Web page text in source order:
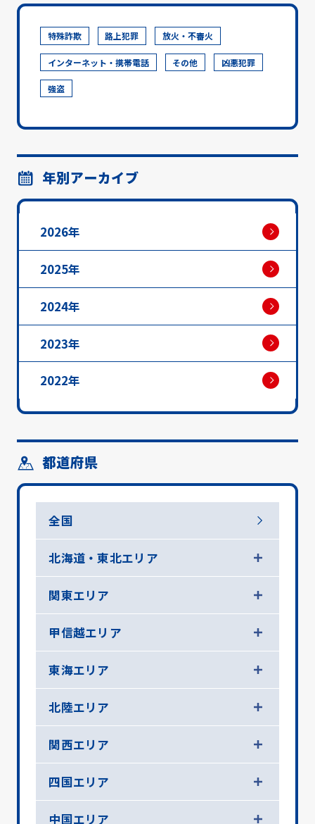
特殊詐欺 路上犯罪 放火・不審火
インターネット・携帯電話 その他 凶悪犯罪
強盗
年別アーカイブ
2026年
2025年
2024年
2023年
2022年
都道府県
全国
北海道・東北エリア
関東エリア
甲信越エリア
東海エリア
北陸エリア
関西エリア
四国エリア
中国エリア